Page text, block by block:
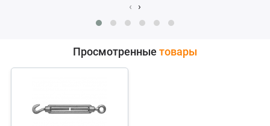
‹ ›
Просмотренные товары